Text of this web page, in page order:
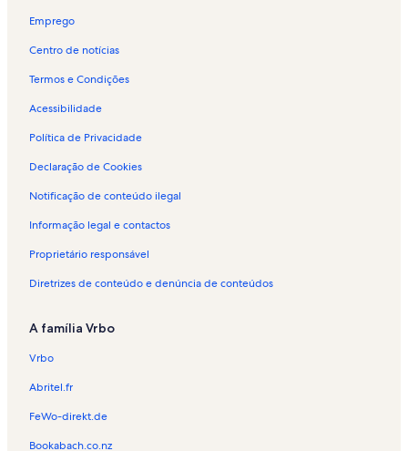
l
j
m
e
t
p
r
f
é
i
e
P
o
t
d
Emprego
Centro de notícias
Termos e Condições
Acessibilidade
Política de Privacidade
Declaração de Cookies
Notificação de conteúdo ilegal
Informação legal e contactos
Proprietário responsável
Diretrizes de conteúdo e denúncia de conteúdos
A família Vrbo
Vrbo
Abritel.fr
FeWo-direkt.de
Bookabach.co.nz